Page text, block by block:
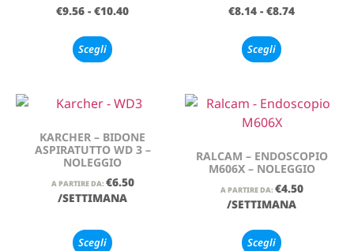
€9.56 - €10.40
Scegli
€8.14 - €8.74
Scegli
KARCHER – BIDONE
ASPIRATUTTO WD 3 –
NOLEGGIO
A PARTIRE DA: €6.50
/SETTIMANA
Scegli
RALCAM – ENDOSCOPIO
M606X – NOLEGGIO
A PARTIRE DA: €4.50
/SETTIMANA
Scegli